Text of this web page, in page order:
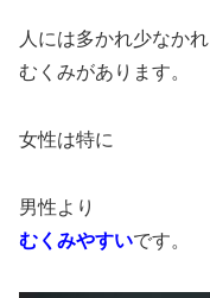
人には多かれ少なかれ
むくみがあります。
女性は特に
男性より
むくみやすいです。